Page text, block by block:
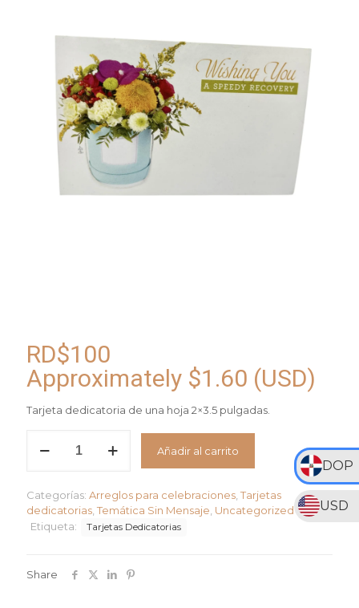
DOP
USD
RD$100
Approximately $1.60 (USD)
Tarjeta dedicatoria de una hoja 2×3.5 pulgadas.
"Wishing
Añadir al carrito
Categorías: Arreglos para celebraciones, Tarjetas
dedicatorias, Temática Sin Mensaje, Uncategorized
Etiqueta:
Tarjetas Dedicatorias
Share